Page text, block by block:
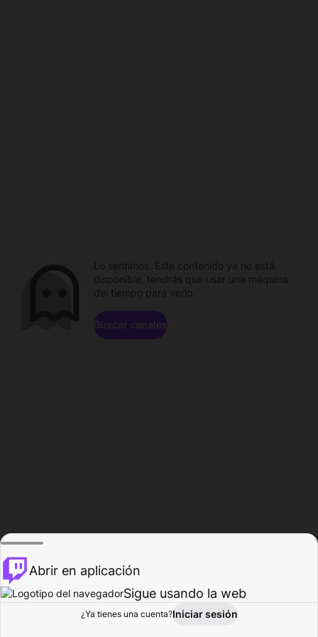
Explorar Actividad
Lo sentimos. Este contenido ya no está
disponible, tendrás que usar una máquina
del tiempo para verlo.
Buscar canales
Abrir en aplicación
Sigue usando la web
¿Ya tienes una cuenta?Iniciar sesión